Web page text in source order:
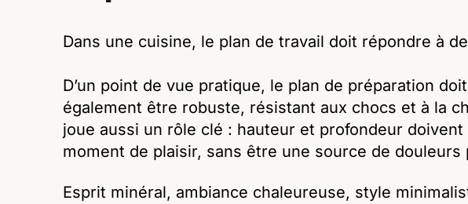
Dans une cuisine, le plan de travail doit répondre à
D’un point de vue pratique, le plan de préparation
également être robuste, résistant aux chocs et à la
joue aussi un rôle clé : hauteur et profondeur
moment de plaisir, sans être une source de douleurs
Esprit minéral, ambiance chaleureuse, style